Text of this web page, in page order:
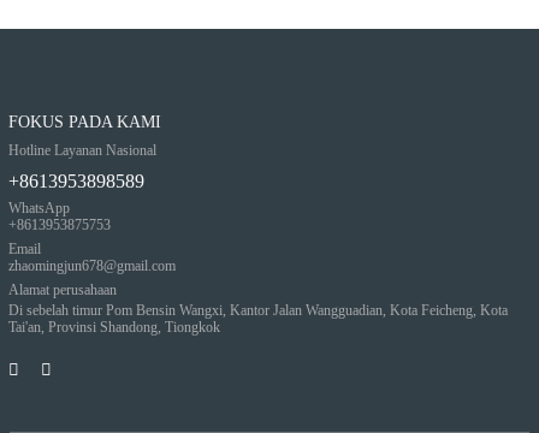
FOKUS PADA KAMI
Hotline Layanan Nasional
+8613953898589
WhatsApp
+8613953875753
Email
zhaomingjun678@gmail.com
Alamat perusahaan
Di sebelah timur Pom Bensin Wangxi, Kantor Jalan Wangguadian, Kota Feicheng, Kota
Tai'an, Provinsi Shandong, Tiongkok